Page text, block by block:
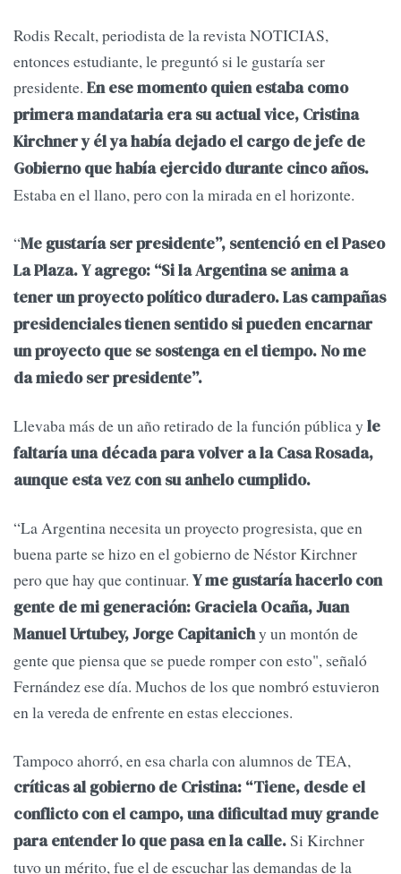
Rodis Recalt, periodista de la revista NOTICIAS,
entonces estudiante, le preguntó si le gustaría ser
presidente. En ese momento quien estaba como
primera mandataria era su actual vice, Cristina
Kirchner y él ya había dejado el cargo de jefe de
Gobierno que había ejercido durante cinco años.
Estaba en el llano, pero con la mirada en el horizonte.
“Me gustaría ser presidente”, sentenció en el Paseo
La Plaza. Y agrego: “Si la Argentina se anima a
tener un proyecto político duradero. Las campañas
presidenciales tienen sentido si pueden encarnar
un proyecto que se sostenga en el tiempo. No me
da miedo ser presidente”.
Llevaba más de un año retirado de la función pública y le
faltaría una década para volver a la Casa Rosada,
aunque esta vez con su anhelo cumplido.
“La Argentina necesita un proyecto progresista, que en
buena parte se hizo en el gobierno de Néstor Kirchner
pero que hay que continuar. Y me gustaría hacerlo con
gente de mi generación: Graciela Ocaña, Juan
Manuel Urtubey, Jorge Capitanichy un montón de
gente que piensa que se puede romper con esto", señaló
Fernández ese día. Muchos de los que nombró estuvieron
en la vereda de enfrente en estas elecciones.
Tampoco ahorró, en esa charla con alumnos de TEA,
críticas al gobierno de Cristina: “Tiene, desde el
conflicto con el campo, una dificultad muy grande
para entender lo que pasa en la calle.Si Kirchner
tuvo un mérito, fue el de escuchar las demandas de la